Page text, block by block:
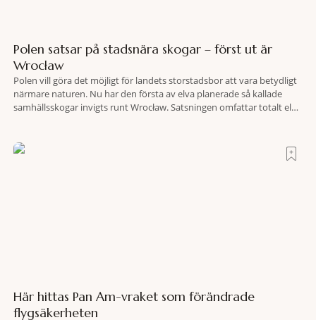
Polen satsar på stadsnära skogar – först ut är
Wrocław
Polen vill göra det möjligt för landets storstadsbor att vara betydligt
närmare naturen. Nu har den första av elva planerade så kallade
samhällsskogar invigts runt Wrocław. Satsningen omfattar totalt elva
fler människor ska kunna promenera, motionera
Här hittas Pan Am-vraket som förändrade
flygsäkerheten